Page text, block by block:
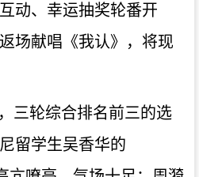
动、幸运抽奖轮番开
场献唱《我认》，将现
三轮综合排名前三的选
留学生吴香华的